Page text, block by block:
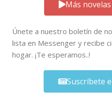
Más
Únete a nuestro boletín de
lista en Messenger y recibe
hogar. ¡Te esperamos..!
Suscríbete